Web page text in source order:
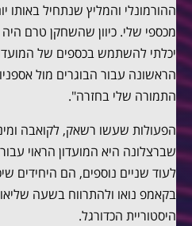
מכספי שלי. כיוון שהשחקן טרם
יכלתי להשתמש בכספים של
הראשונה עבור הבוגרים מול
התמורה שלי בחזרה".
הפעולות שעשו רשאק, לקואבה
שברצלונה היא המועדון הראוי
לעוד שניים נוספים, הם היחידים
בקאמפ נואו ולהתרווח בשעה
היסטוריית הכדורגל.